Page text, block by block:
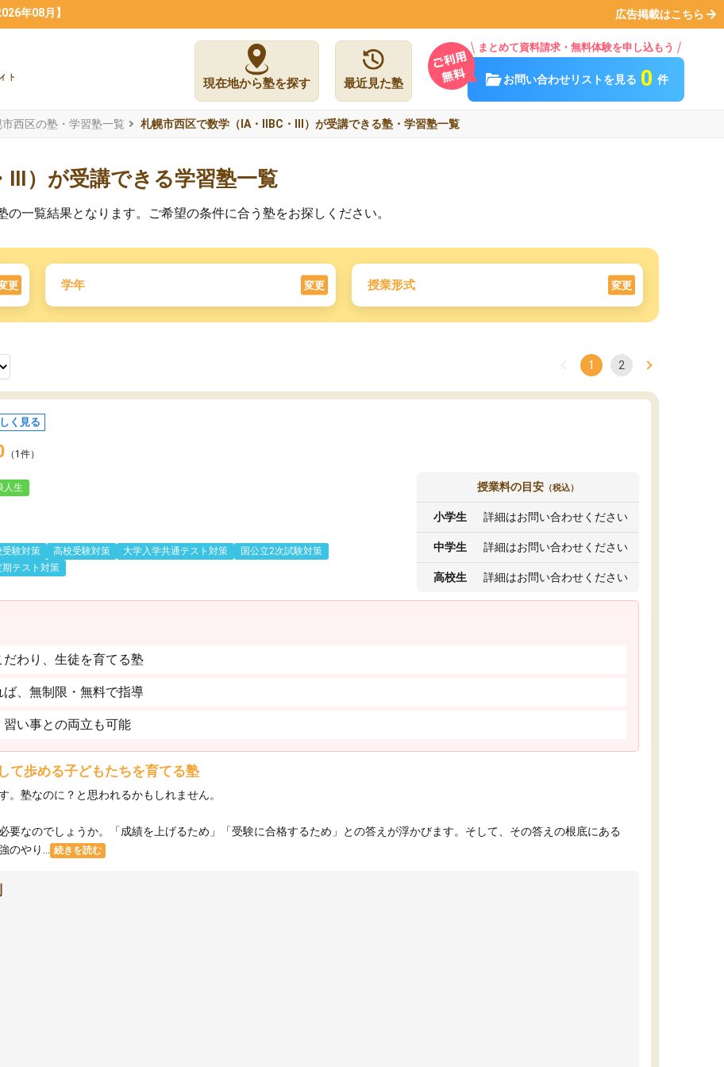
年08月】 広告掲載はこちら
現在地から塾を探す 最近見た塾
まとめて資料請求・無料体験を申し込もう
お問い合わせリストを見る 0 件
西区の塾・学習塾一覧 札幌市西区で数学（ⅠA・ⅡBC・Ⅲ）が受講できる塾・学習塾一覧
Ⅲ）が受講できる学習塾一覧
一覧結果となります。ご希望の条件に合う塾をお探しください。
更 学年 変更 授業形式 変更
1 2
く見る
（1件）
人生
受験対策 高校受験対策 大学入学共通テスト対策
国公立2次試験対策
期テスト対策
授業料の目安 （税込）
小学生 詳細はお問い合わせください
中学生 詳細はお問い合わせください
高校生 詳細はお問い合わせください
わり、生徒を育てる塾
、無制限・無料で指導
い事との両立も可能
て歩める子どもたちを育てる塾
塾なのに？と思われるかもしれません。
要なのでしょうか。「成績を上げるため」「受験に合格するため」との答えが浮かびます。そして、その答えの根底にある
やり...
続きを読む